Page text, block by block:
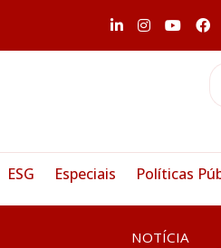
ESG Especiais Políticas
NOTÍCIA